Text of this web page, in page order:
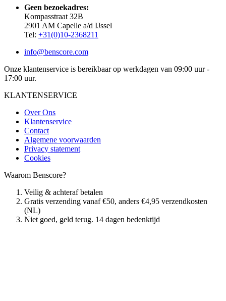
Geen bezoekadres:
Kompasstraat 32B
2901 AM Capelle a/d IJssel
Tel: +31(0)10-2368211
info@benscore.com
Onze klantenservice is bereikbaar op werkdagen van 09:00 uur -
17:00 uur.
KLANTENSERVICE
Over Ons
Klantenservice
Contact
Algemene voorwaarden
Privacy statement
Cookies
Waarom Benscore?
Veilig & achteraf betalen
Gratis verzending vanaf €50, anders €4,95 verzendkosten
(NL)
Niet goed, geld terug. 14 dagen bedenktijd